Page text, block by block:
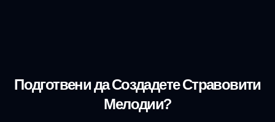
Подготвени да Создадете Стравовити
Мелодии?